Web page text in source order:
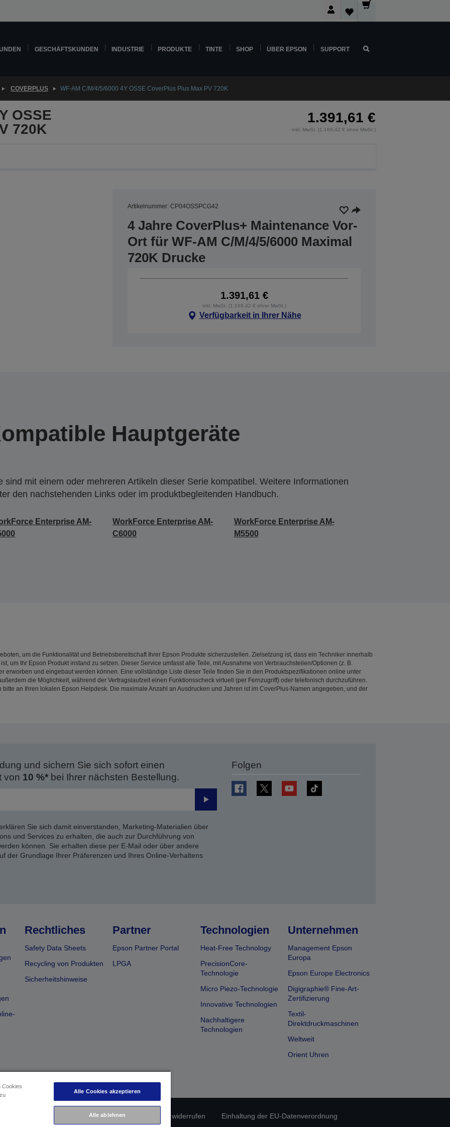
GESCHÄFTSKUNDEN INDUSTRIE PRODUKTE TINTE SHOP ÜBER EPSON SUPPORT
COVERPLUS WF-AM C/M/4/5/6000 4Y OSSE CoverPlus Plus Max PV 720K
OSSE
720K
1.391,61 €
inkl. MwSt. (1.169,42 € ohne MwSt.)
Artikelnummer: CP04OSSPCG42
4 Jahre CoverPlus+ Maintenance Vor-
Ort für WF-AM C/M/4/5/6000 Maximal
720K Drucke
1.391,61 €
inkl. MwSt. (1.169,42 € ohne MwSt.)
Verfügbarkeit in Ihrer Nähe
Hauptgeräte
sind mit einem oder mehreren Artikeln dieser Serie kompatibel. Weitere Informationen
den nachstehenden Links oder im produktbegleitenden Handbuch.
Enterprise AM-
WorkForce Enterprise AM-
C6000
WorkForce Enterprise AM-
M5500
um die Funktionalität und Betriebsbereitschaft Ihrer Epson Produkte sicherzustellen. Zielsetzung ist, dass ein Techniker innerhalb
um Ihr Epson Produkt instand zu setzen. Dieser Service umfasst alle Teile, mit Ausnahme von Verbrauchsteilen/Optionen (z. B.
erworben und eingebaut werden können. Eine vollständige Liste dieser Teile finden Sie in den Produktspezifikationen online unter
die Möglichkeit, während der Vertragslaufzeit einen Funktionsscheck virtuell (per Fernzugriff) oder telefonisch durchzuführen.
an Ihren lokalen Epson Helpdesk. Die maximale Anzahl an Ausdrucken und Jahren ist im CoverPlus-Namen angegeben, und der
und sichern Sie sich sofort einen
von 10 %*bei Ihrer nächsten Bestellung.
Senden
Sie sich damit einverstanden, Marketing-Materialien über
und Services zu erhalten, die auch zur Durchführung von
können. Sie erhalten diese per E-Mail oder über andere
der Grundlage Ihrer Präferenzen und Ihres Online-Verhaltens
Folgen
Rechtliches
Safety Data Sheets
Recycling von Produkten
Sicherheitshinweise
Partner
Epson Partner Portal
LPGA
Technologien
Heat-Free Technology
PrecisionCore-
Technologie
Micro Piezo-Technologie
Innovative Technologien
Nachhaltigere
Technologien
Unternehmen
Management Epson
Europa
Epson Europe Electronics
Digigraphie® Fine-Art-
Zertifizierung
Textil-
Direktdruckmaschinen
Weltweit
Orient Uhren
Datenschutzrichtlinie Vertrag widerrufen Einhaltung der EU-Datenverordnung
Cookies
Alle Cookies akzeptieren
Alle ablehnen